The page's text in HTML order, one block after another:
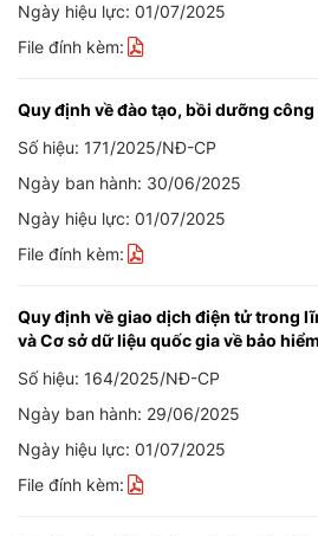
Ngày hiệu lực: 01/07/2025
File đính kèm:
Quy định về đào tạo, bồi dưỡng
Số hiệu: 171/2025/NĐ-CP
Ngày ban hành: 30/06/2025
Ngày hiệu lực: 01/07/2025
File đính kèm:
Quy định về giao dịch điện tử trong
và Cơ sở dữ liệu quốc gia về bảo hiểm
Số hiệu: 164/2025/NĐ-CP
Ngày ban hành: 29/06/2025
Ngày hiệu lực: 01/07/2025
File đính kèm: